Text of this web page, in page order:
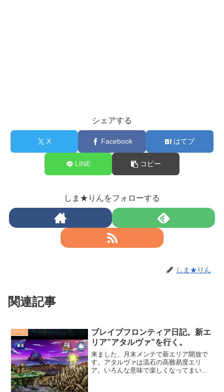
シェアする
X Facebook はてブ
LINE コピー
しま★りんをフォローする
しま★りん
関連記事
ゲーム
ブレイブフロンティア日記。新エ
リア”アタルヴァ”を行く。
来ました、月末メンテで新エリア開放で
す。アタルヴァは流石の高難易度エリ
ア。いろんな意味で楽しくなってまいり